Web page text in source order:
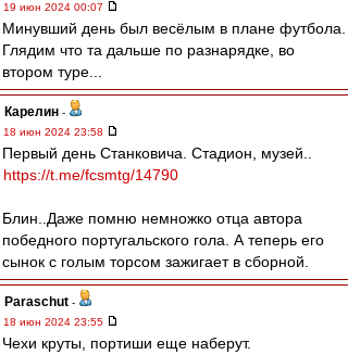
19 июн 2024 00:07
Минувший день был весёлым в плане футбола.
Глядим что та дальше по разнарядке, во
втором туре...
Карелин -
18 июн 2024 23:58
Первый день Станковича. Стадион, музей..
https://t.me/fcsmtg/14790
Блин..Даже помню немножко отца автора
победного португальского гола. А теперь его
сынок с голым торсом зажигает в сборной.
Paraschut -
18 июн 2024 23:55
Чехи круты, портиши еще наберут.